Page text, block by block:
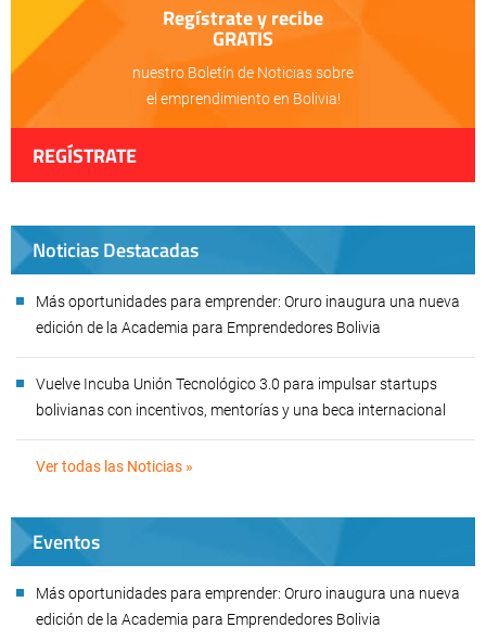
Regístrate y recibe
GRATIS
nuestro Boletín de Noticias sobre
el emprendimiento en Bolivia!
REGÍSTRATE
Noticias Destacadas
Más oportunidades para emprender: Oruro inaugura una nueva
edición de la Academia para Emprendedores Bolivia
Vuelve Incuba Unión Tecnológico 3.0 para impulsar startups
bolivianas con incentivos, mentorías y una beca internacional
Ver todas las Noticias »
Eventos
Más oportunidades para emprender: Oruro inaugura una nueva
edición de la Academia para Emprendedores Bolivia